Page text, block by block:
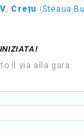
V. Crețu (Steaua
il via alla gara.